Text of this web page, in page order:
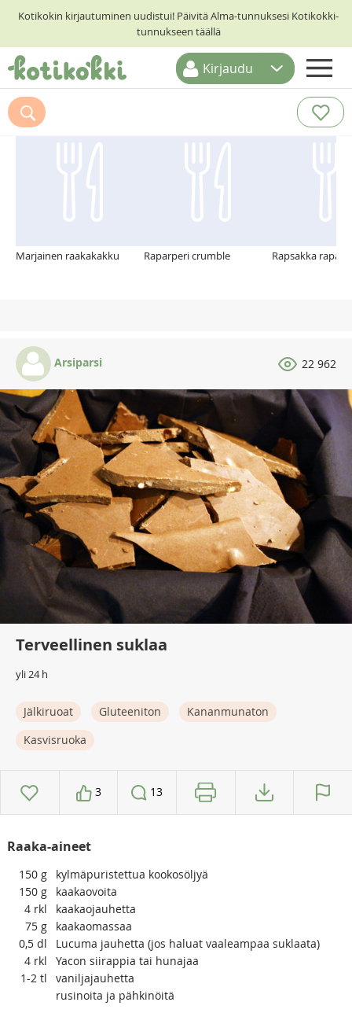
Kotikokin kirjautuminen uudistui! Päivitä Alma-tunnuksesi Kotikokki-
tunnukseen täällä
ETUSIVU
RESEPTIHAKU
Kirjaudu
Suosittelemme myös
Marjainen raakakakku Raparperi crumble Rapsakka
Arsiparsi 22 962
Terveellinen suklaa
yli 24 h
Jälkiruoat Gluteeniton
Kananmunaton
Kasvisruoka
3 13
Raaka-aineet
150 g
kylmäpuristettua kookosöljyä
150 g
kaakaovoita
4 rkl
kaakaojauhetta
75 g
kaakaomassaa
0,5 dl
Lucuma jauhetta (jos haluat vaaleampaa suklaata)
4 rkl
Yacon siirappia tai hunajaa
1-2 tl
vaniljajauhetta
rusinoita ja pähkinöitä